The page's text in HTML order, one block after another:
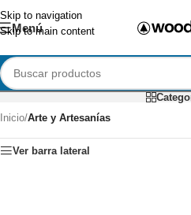
Skip to navigation
Skip to main content
Menú
Inicio/Arte y Artesanías
Ver barra lateral